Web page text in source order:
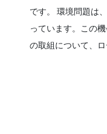
です。 環境問題は
っています。この
の取組について、